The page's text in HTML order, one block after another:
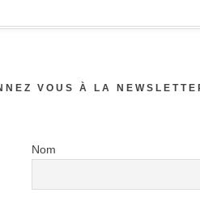
VOUS À LA
Nom